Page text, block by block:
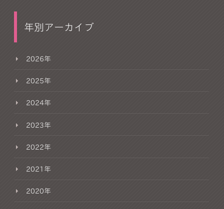
年別アーカイブ
2026年
2025年
2024年
2023年
2022年
2021年
2020年